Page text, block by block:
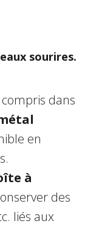
sourires.
compris dans
en
à
des
liés aux